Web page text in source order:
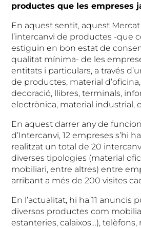
productes que les empreses
En aquest sentit, aquest Mercat
l’intercanvi de productes -que
estiguin en bon estat de
qualitat mínima- de les
entitats i particulars, a través
de productes, material
decoració, llibres, terminals,
electrònica, material industrial,
En aquest darrer any de
d’Intercanvi, 12 empreses s’hi
realitzat un total de 20
diverses tipologies (material
mobiliari, entre altres) entre
arribant a més de 200 visites
En l’actualitat, hi ha 11 anuncis
diversos productes com
estanteries, calaixos…),